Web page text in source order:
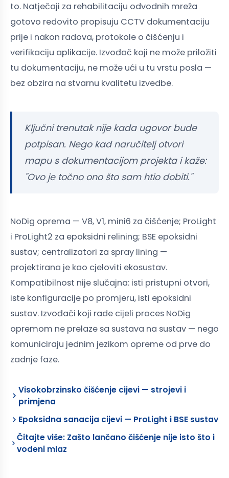
to. Natječaji za rehabilitaciju odvodnih mreža
gotovo redovito propisuju CCTV dokumentaciju
prije i nakon radova, protokole o čišćenju i
verifikaciju aplikacije. Izvođač koji ne može priložiti
tu dokumentaciju, ne može ući u tu vrstu posla —
bez obzira na stvarnu kvalitetu izvedbe.
Ključni trenutak nije kada ugovor bude
potpisan. Nego kad naručitelj otvori
mapu s dokumentacijom projekta i kaže:
"Ovo je točno ono što sam htio dobiti."
NoDig oprema — V8, V1, mini6 za čišćenje; ProLight
i ProLight2 za epoksidni relining; BSE epoksidni
sustav; centralizatori za spray lining —
projektirana je kao cjeloviti ekosustav.
Kompatibilnost nije slučajna: isti pristupni otvori,
iste konfiguracije po promjeru, isti epoksidni
sustav. Izvođači koji rade cijeli proces NoDig
opremom ne prelaze sa sustava na sustav — nego
komuniciraju jednim jezikom opreme od prve do
zadnje faze.
Visokobrzinsko čišćenje cijevi — strojevi i
primjena
Epoksidna sanacija cijevi — ProLight i BSE sustav
Čitajte više: Zašto lančano čišćenje nije isto što i
vodeni mlaz